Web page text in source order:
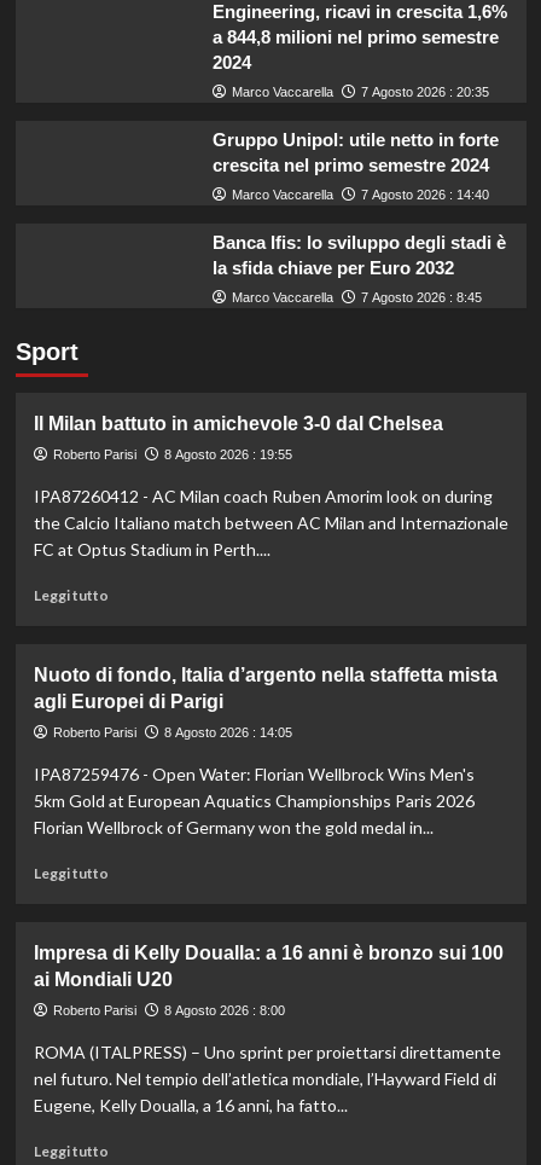
Engineering, ricavi in crescita 1,6%
a 844,8 milioni nel primo semestre
2024
Marco Vaccarella 7 Agosto 2026 : 20:35
Gruppo Unipol: utile netto in forte
crescita nel primo semestre 2024
Marco Vaccarella 7 Agosto 2026 : 14:40
Banca Ifis: lo sviluppo degli stadi è
la sfida chiave per Euro 2032
Marco Vaccarella 7 Agosto 2026 : 8:45
Sport
Il Milan battuto in amichevole 3-0 dal Chelsea
Roberto Parisi 8 Agosto 2026 : 19:55
IPA87260412 - AC Milan coach Ruben Amorim look on during
the Calcio Italiano match between AC Milan and Internazionale
FC at Optus Stadium in Perth....
Leggi tuttoLeggi
Il
Milan
battuto
amichevole
3-
0
Nuoto di fondo, Italia d’argento nella staffetta mista
agli Europei di Parigi
Roberto Parisi 8 Agosto 2026 : 14:05
IPA87259476 - Open Water: Florian Wellbrock Wins Men's
5km Gold at European Aquatics Championships Paris 2026
Florian Wellbrock of Germany won the gold medal in...
Leggi tuttoLeggi
Nuoto
di
fondo,
d’argento
nella
staffetta
Impresa di Kelly Doualla: a 16 anni è bronzo sui 100
ai Mondiali U20
Roberto Parisi 8 Agosto 2026 : 8:00
ROMA (ITALPRESS) – Uno sprint per proiettarsi direttamente
nel futuro. Nel tempio dell’atletica mondiale, l’Hayward Field di
Eugene, Kelly Doualla, a 16 anni, ha fatto...
Leggi tuttoLeggi